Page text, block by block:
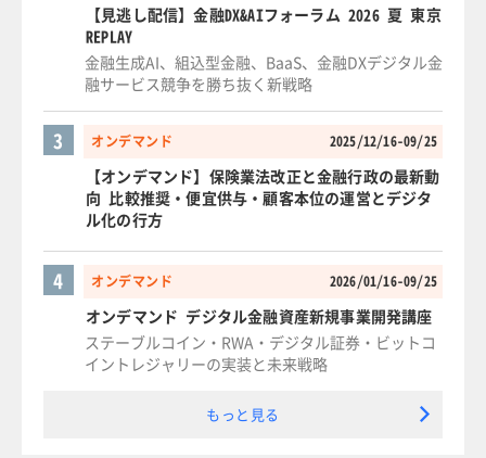
【見逃し配信】金融DX&AIフォーラム 2026 夏 東京
REPLAY
金融生成AI、組込型金融、BaaS、金融DXデジタル金
融サービス競争を勝ち抜く新戦略
オンデマンド 2025/12/16-09/25
3
【オンデマンド】保険業法改正と金融行政の最新動
向 比較推奨・便宜供与・顧客本位の運営とデジタ
ル化の行方
オンデマンド 2026/01/16-09/25
4
オンデマンド デジタル金融資産新規事業開発講座
ステーブルコイン・RWA・デジタル証券・ビットコ
イントレジャリーの実装と未来戦略
もっと見る